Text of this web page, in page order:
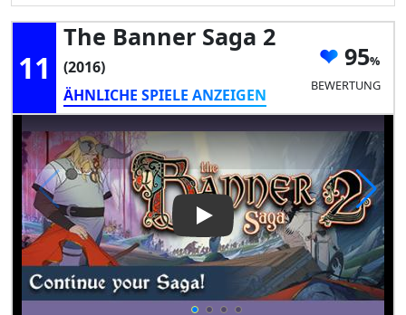
11
The Banner Saga 2
(2016)
ÄHNLICHE SPIELE ANZEIGEN
95
BEWERTUNG
Play Video: The Banner Saga